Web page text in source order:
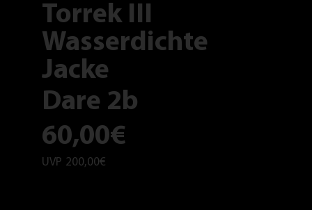
Torrek III
Wasserdichte
Jacke
Dare 2b
60,00€
UVP 200,00€